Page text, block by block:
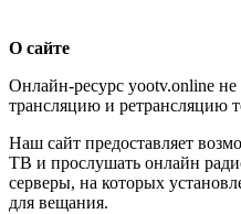
О сайте
Онлайн-ресурс yootv.online
трансляцию и ретрансляцию
Наш сайт предоставляет
ТВ и прослушать онлайн
серверы, на которых
для вещания.